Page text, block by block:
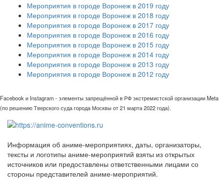
Мероприятия в городе Воронеж в 2019 году
Мероприятия в городе Воронеж в 2018 году
Мероприятия в городе Воронеж в 2017 году
Мероприятия в городе Воронеж в 2016 году
Мероприятия в городе Воронеж в 2015 году
Мероприятия в городе Воронеж в 2014 году
Мероприятия в городе Воронеж в 2013 году
Мероприятия в городе Воронеж в 2012 году
Facebook и Instagram - элементы запрещённой в РФ экстремистской организации Meta
(по решению Тверского суда города Москвы от 21 марта 2022 года).
Информация об аниме-мероприятиях, даты, организаторы,
тексты и логотипы аниме-мероприятий взяты из открытых
источников или предоставлены ответственными лицами со
стороны представителей аниме-мероприятий.